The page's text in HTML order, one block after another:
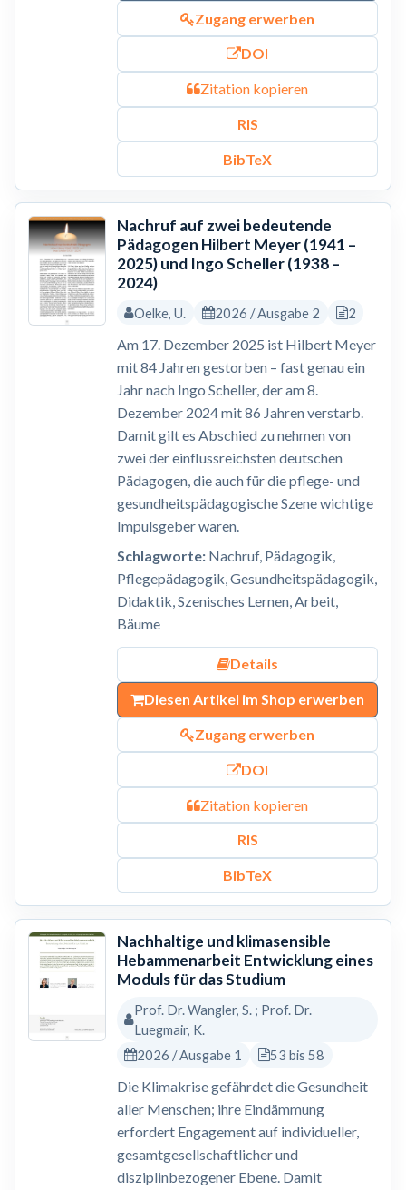
Zugang erwerben
DOI
Zitation kopieren
RIS
BibTeX
Nachruf auf zwei bedeutende
Pädagogen Hilbert Meyer (1941 –
2025) und Ingo Scheller (1938 –
2024)
Oelke, U. 2026 / Ausgabe 2 2
Am 17. Dezember 2025 ist Hilbert Meyer
mit 84 Jahren gestorben – fast genau ein
Jahr nach Ingo Scheller, der am 8.
Dezember 2024 mit 86 Jahren verstarb.
Damit gilt es Abschied zu nehmen von
zwei der einflussreichsten deutschen
Pädagogen, die auch für die pflege- und
gesundheitspädagogische Szene wichtige
Impulsgeber waren.
Schlagworte:Nachruf, Pädagogik,
Pflegepädagogik, Gesundheitspädagogik,
Didaktik, Szenisches Lernen, Arbeit,
Bäume
Details
Diesen Artikel im Shop erwerben
Zugang erwerben
DOI
Zitation kopieren
RIS
BibTeX
Nachhaltige und klimasensible
Hebammenarbeit Entwicklung eines
Moduls für das Studium
Prof. Dr. Wangler, S. ; Prof. Dr.
Luegmair, K.
2026 / Ausgabe 1
53 bis 58
Die Klimakrise gefährdet die Gesundheit
aller Menschen; ihre Eindämmung
erfordert Engagement auf individueller,
gesamtgesellschaftlicher und
disziplinbezogener Ebene. Damit